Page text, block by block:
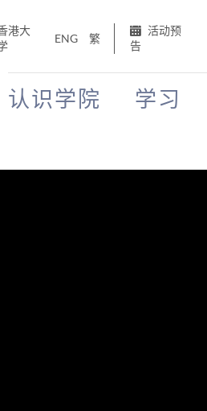
港大
ENG 繁
活动预
告
认识学院 学习